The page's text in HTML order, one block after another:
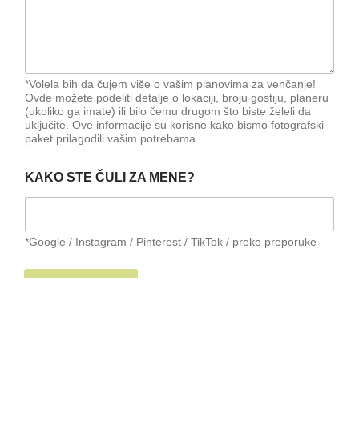
*Volela bih da čujem više o vašim planovima za venčanje!
Ovde možete podeliti detalje o lokaciji, broju gostiju, planeru
(ukoliko ga imate) ili bilo čemu drugom što biste želeli da
uključite. Ove informacije su korisne kako bismo fotografski
paket prilagodili vašim potrebama.
A
T
V
N
KAKO STE ČULI ZA MENE?
*Google / Instagram / Pinterest / TikTok / preko preporuke